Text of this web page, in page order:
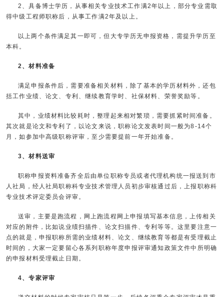
2、具备博士学历，从事相关专业技术工作满2年以上，部分专业需取
得中级工程师职称后，从事工作满2年及以上。
以上两个条件满足其一即可，但大专学历无申报资格，需提升学历至
本科。
2、材料准备
满足申报条件后，需要准备相关材料，除了基本的学历材料外，还包
括工作业绩、论文、专利、继续教育学时、社保材料、荣誉奖励等。
其中，业绩材料比较耗时，整理起来相对繁琐，需要抓紧时间准备。
其次就是论文和专利了，以论文来说，职称论文发表时间一般为8-14个
月，如参加中高级职称评审，至少需要提前一年开始准备。
3、材料送审
职称申报资料准备齐全后由单位职称专员或者代理机构统一报送到市
人社局，经人社局职称科专业技术管理人员初步审核通过后，上报职称科
专业技术评定委员会评审。
送审，主要是跑流程，网上跑流程网上申报填写基本信息，上传相关
对应的附件，比如说业绩扫描件、论文扫描件、专利等等。这里要注意一
点的就是，申报职称所需的业绩材料、论文、继续教育等都是有受理截止
时间的，大家一定要留心各系列职称年度申报评审通知政策文件中所明确
的申报材料受理截止日期。
4、专家评审